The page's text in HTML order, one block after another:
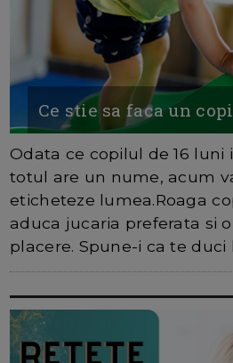
Ce stie sa faca un
Odata ce copilul de 16 luni
totul are un nume, acum
eticheteze lumea.Roaga
aduca jucaria preferata si
placere. Spune-i ca te duci